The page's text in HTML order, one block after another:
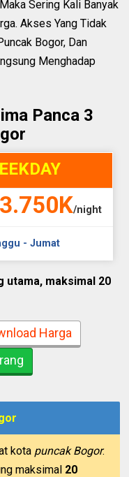
Sering Kali Banyak
Akses Yang Tidak
Bogor, Dan
Menghadap
Panca 3
3.750K/night
- Jumat
utama, maksimal 20
Harga
kota puncak Bogor.
maksimal 20